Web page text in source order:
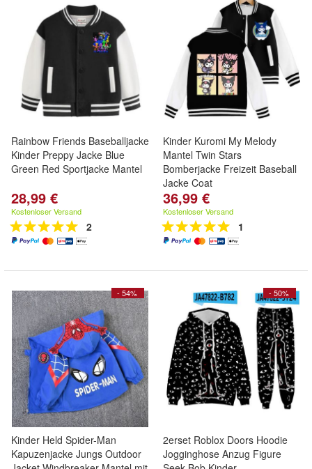
Rainbow Friends Baseballjacke
Kinder Preppy Jacke Blue
Green Red Sportjacke Mantel
28,99 €
Kostenloser Versand
2
Kinder Kuromi My Melody
Mantel Twin Stars
Bomberjacke Freizeit Baseball
Jacke Coat
36,99 €
Kostenloser Versand
1
- 54%
Kinder Held Spider-Man
Kapuzenjacke Jungs Outdoor
- 50%
2erset Roblox Doors Hoodie
Jogginghose Anzug Figure